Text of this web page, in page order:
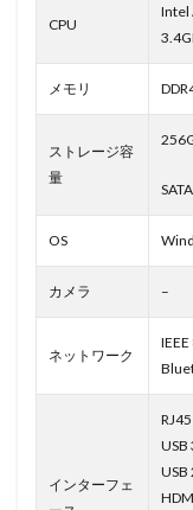
CPU
Intel
メモリ
ストレージ容
量
OS
カメラ –
ネットワーク
インターフェ
USB
USB